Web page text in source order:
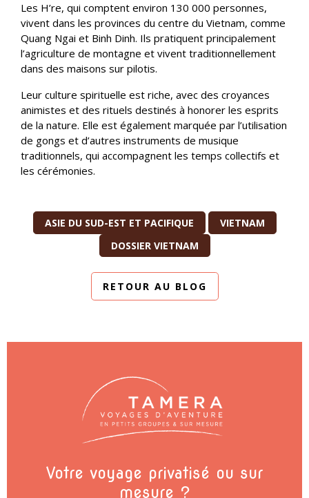
Les H’re, qui comptent environ 130 000 personnes,
vivent dans les provinces du centre du Vietnam, comme
Quang Ngai et Binh Dinh. Ils pratiquent principalement
l’agriculture de montagne et vivent traditionnellement
dans des maisons sur pilotis.
Leur culture spirituelle est riche, avec des croyances
animistes et des rituels destinés à honorer les esprits
de la nature. Elle est également marquée par l’utilisation
de gongs et d’autres instruments de musique
traditionnels, qui accompagnent les temps collectifs et
les cérémonies.
ASIE DU SUD-EST ET PACIFIQUE
VIETNAM
DOSSIER VIETNAM
RETOUR AU BLOG
Votre voyage privatisé ou sur
mesure ?